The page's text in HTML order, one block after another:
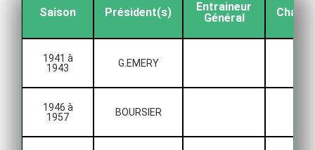
Saison Président(s)
Entraineur
Général
1941 à
1943
G.EMERY
1946 à
1957
BOURSIER